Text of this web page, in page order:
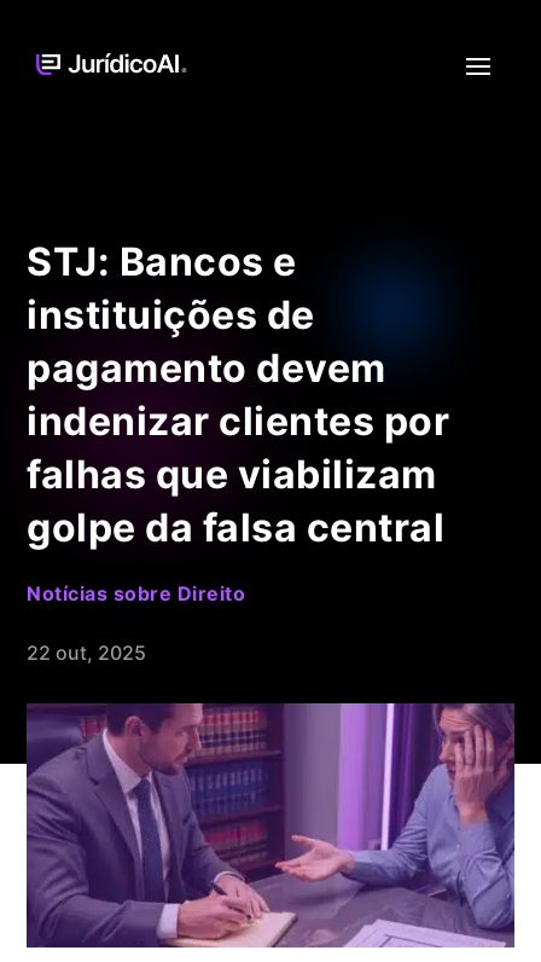
STJ: Bancos e
instituições de
pagamento devem
indenizar clientes por
falhas que viabilizam
golpe da falsa central
Notícias sobre Direito
22 out, 2025